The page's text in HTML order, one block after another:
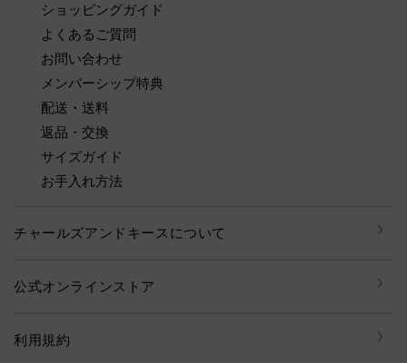
ショッピングガイド
よくあるご質問
お問い合わせ
メンバーシップ特典
配送・送料
返品・交換
サイズガイド
お手入れ方法
チャールズアンドキースについて
公式オンラインストア
利用規約